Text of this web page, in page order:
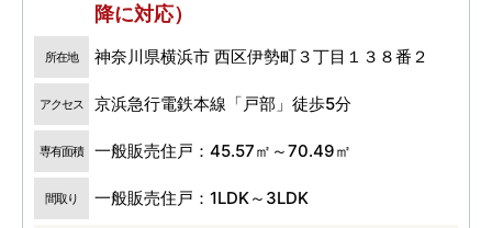
降に対応）
所在地 神奈川県横浜市 西区伊勢町３丁目１３８番２
アクセス 京浜急行電鉄本線「戸部」徒歩5分
専有面積 一般販売住戸：45.57㎡～70.49㎡
間取り 一般販売住戸：1LDK～3LDK